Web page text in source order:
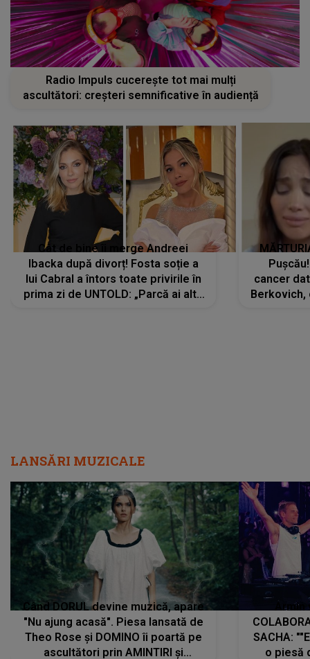
Radio Impuls cucerește tot mai mulți
ascultători: creșteri semnificative în audiență
Cât de bine îi merge Andreei
Ibacka după divorț! Fosta soție a
lui Cabral a întors toate privirile în
prima zi de UNTOLD: „Parcă ai altă
cancer
Berkovich,
LANSĂRI MUZICALE
Când DORUL devine muzică, apare
"Nu ajung acasă". Piesa lansată de
Theo Rose și DOMINO îi poartă pe
ascultători prin AMINTIRI și
SACHA:
o piesă